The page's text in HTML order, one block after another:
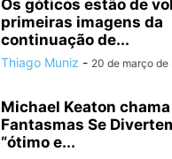
Os góticos estão de
primeiras imagens da
continuação de...
Thiago Muniz - 20 de março de
Michael Keaton chama
Fantasmas Se
“ótimo e...